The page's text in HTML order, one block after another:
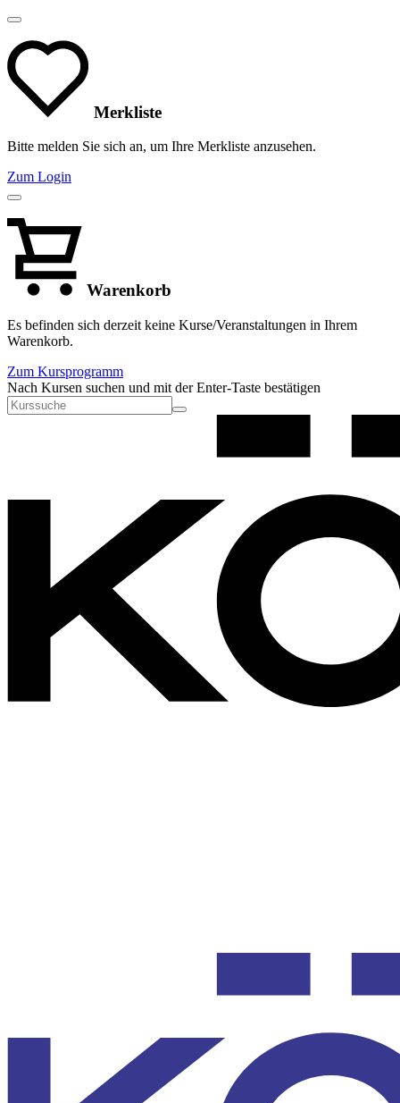
Merkliste
Bitte melden Sie sich an, um Ihre Merkliste anzusehen.
Zum Login
Warenkorb
Es befinden sich derzeit keine Kurse/Veranstaltungen in Ihrem
Warenkorb.
Zum Kursprogramm
Nach Kursen suchen und mit der Enter-Taste bestätigen